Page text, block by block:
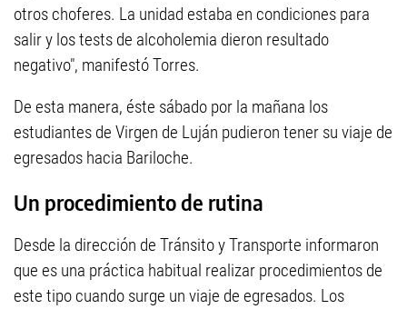
otros choferes. La unidad estaba en condiciones para
salir y los tests de alcoholemia dieron resultado
negativo", manifestó Torres.
De esta manera, éste sábado por la mañana los
estudiantes de Virgen de Luján pudieron tener su viaje de
egresados hacia Bariloche.
Un procedimiento de rutina
Desde la dirección de Tránsito y Transporte informaron
que es una práctica habitual realizar procedimientos de
este tipo cuando surge un viaje de egresados. Los